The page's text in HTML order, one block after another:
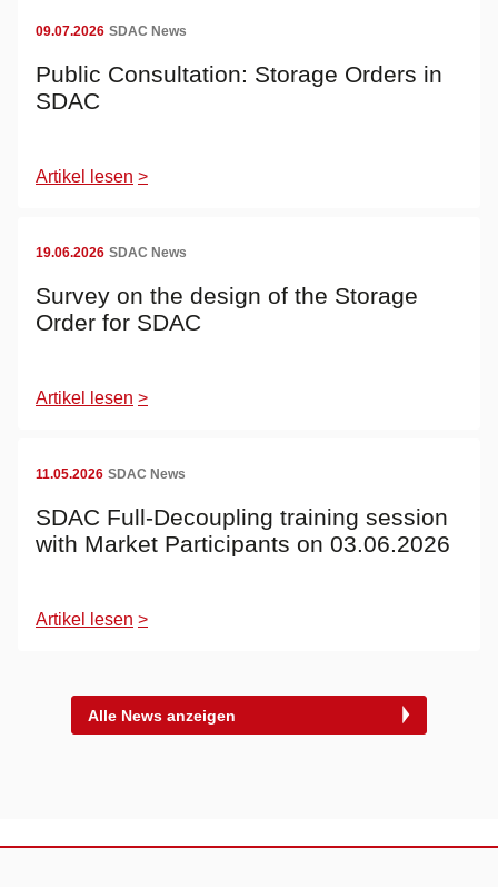
09.07.2026 SDAC News
Public Consultation: Storage Orders in
SDAC
Artikel lesen >
19.06.2026 SDAC News
Survey on the design of the Storage
Order for SDAC
Artikel lesen >
11.05.2026 SDAC News
SDAC Full-Decoupling training session
with Market Participants on 03.06.2026
Artikel lesen >
Alle News anzeigen